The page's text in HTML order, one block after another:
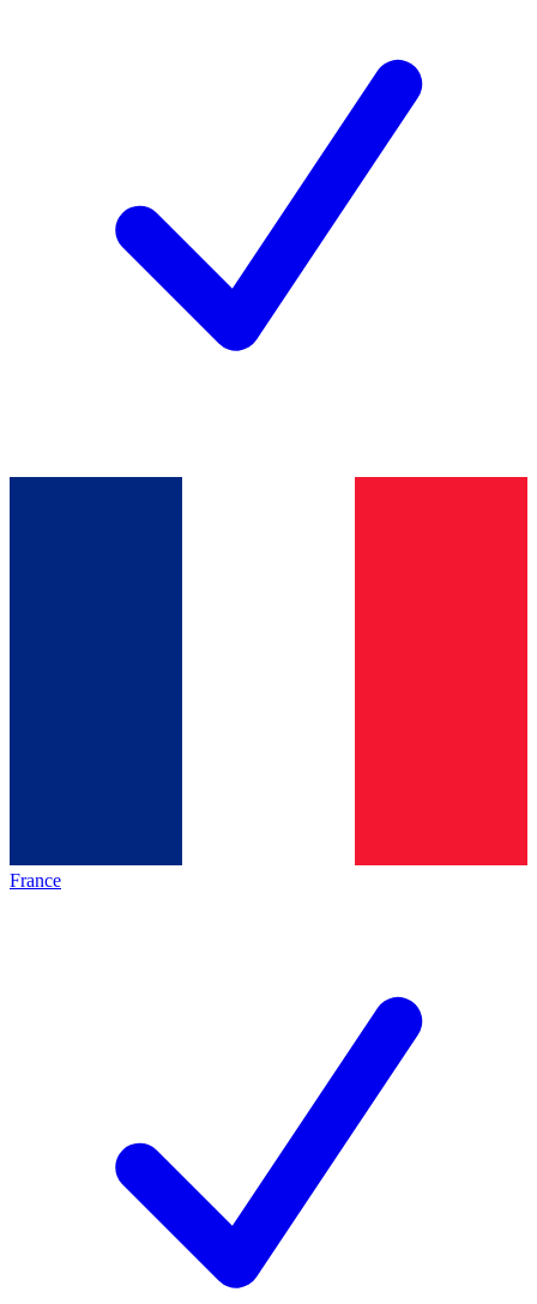
France